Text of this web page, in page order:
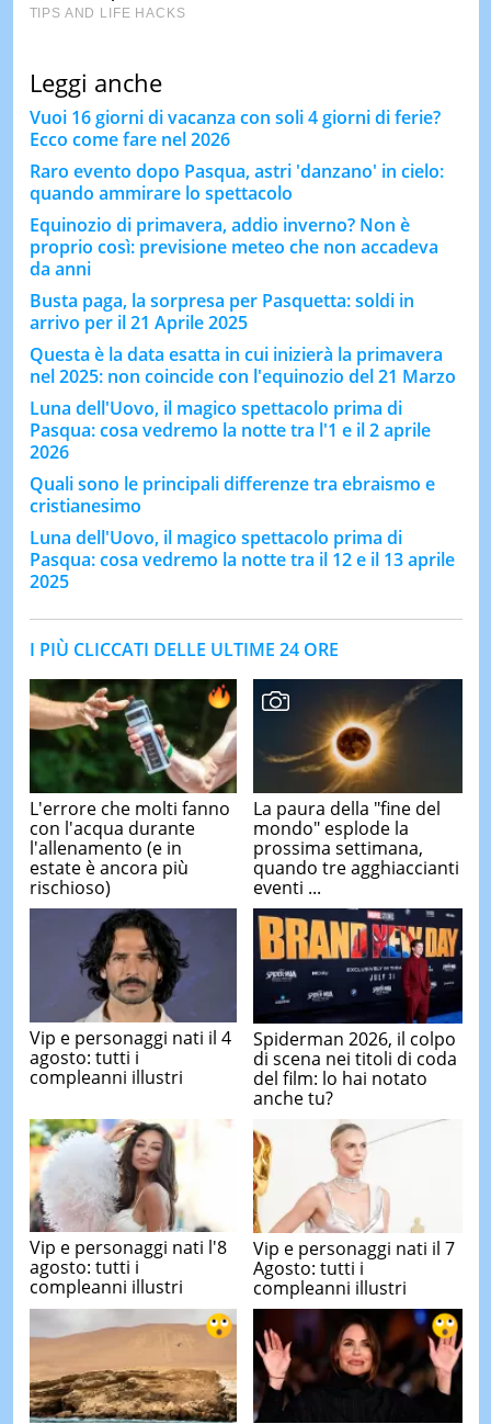
Leggi anche
Vuoi 16 giorni di vacanza con soli 4 giorni di ferie?
Ecco come fare nel 2026
Raro evento dopo Pasqua, astri 'danzano' in cielo:
quando ammirare lo spettacolo
Equinozio di primavera, addio inverno? Non è
proprio così: previsione meteo che non accadeva
da anni
Busta paga, la sorpresa per Pasquetta: soldi in
arrivo per il 21 Aprile 2025
Questa è la data esatta in cui inizierà la primavera
nel 2025: non coincide con l'equinozio del 21 Marzo
Luna dell'Uovo, il magico spettacolo prima di
Pasqua: cosa vedremo la notte tra l'1 e il 2 aprile
2026
Quali sono le principali differenze tra ebraismo e
cristianesimo
Luna dell'Uovo, il magico spettacolo prima di
Pasqua: cosa vedremo la notte tra il 12 e il 13 aprile
2025
I PIÙ CLICCATI DELLE ULTIME 24 ORE
L'errore che molti fanno
con l'acqua durante
l'allenamento (e in
estate è ancora più
rischioso)
La paura della "fine del
mondo" esplode la
prossima settimana,
quando tre agghiaccianti
eventi ...
Vip e personaggi nati il 4
agosto: tutti i
compleanni illustri
Spiderman 2026, il colpo
di scena nei titoli di coda
del film: lo hai notato
anche tu?
Vip e personaggi nati l'8
agosto: tutti i
compleanni illustri
Vip e personaggi nati il 7
Agosto: tutti i
compleanni illustri